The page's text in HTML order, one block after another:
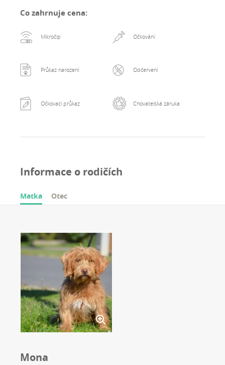
Co zahrnuje cena:
Mikročip Očkování
Průkaz narození Odčervení
Očkovací průkaz Chovatelská záruka
Informace o rodičích
Matka Otec
Mona